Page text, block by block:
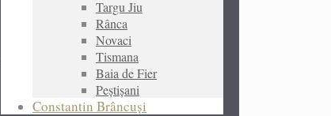
Targu Jiu
Rânca
Novaci
Tismana
Baia de Fier
Peștișani
Constantin Brâncuși